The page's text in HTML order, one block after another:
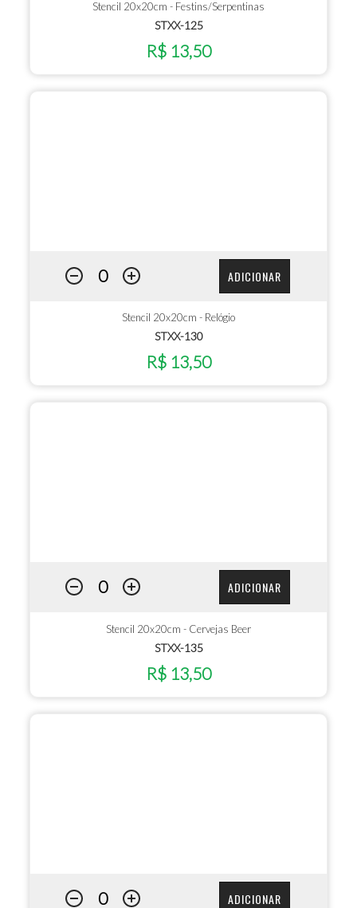
Stencil 20x20cm - Festins/Serpentinas
STXX-125
R$ 13,50
ADICIONAR
Stencil 20x20cm - Relógio
STXX-130
R$ 13,50
ADICIONAR
Stencil 20x20cm - Cervejas Beer
STXX-135
R$ 13,50
ADICIONAR